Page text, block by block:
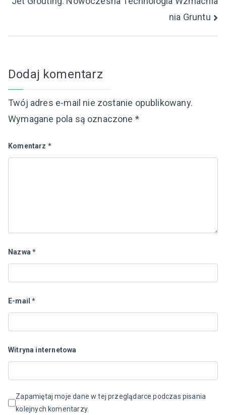
nia Gruntu
Dodaj komentarz
Twój adres e-mail nie zostanie opublikowany.
Wymagane pola są oznaczone *
Komentarz *
Nazwa*
E-mail*
Witryna internetowa
Zapamiętaj moje dane w tej przeglądarce podczas pisania
kolejnych komentarzy.